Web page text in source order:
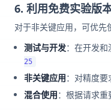
6. 利用免费实验版
对于非关键应用，可优先
测试与开发：在开发
25
非关键应用：对精度
混合使用：根据请求